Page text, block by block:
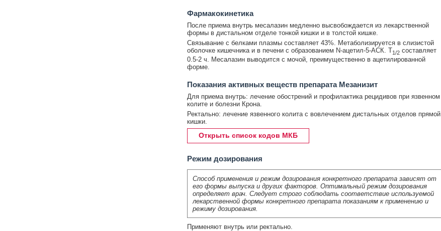
Фармакокинетика
После приема внутрь месалазин медленно высвобождается из лекарственной
формы в дистальном отделе тонкой кишки и в толстой кишке.
Связывание с белками плазмы составляет 43%. Метаболизируется в слизистой
оболочке кишечника и в печени с образованием N-ацетил-5-АСК. T1/2составляет
0.5-2 ч. Месалазин выводится с мочой, преимущественно в ацетилированной
форме.
Показания активных веществ препарата Мезанизит
Для приема внутрь: лечение обострений и профилактика рецидивов при язвенном
колите и болезни Крона.
Ректально: лечение язвенного колита с вовлечением дистальных отделов прямой
кишки.
Открыть список кодов МКБ
Режим дозирования
Способ применения и режим дозирования конкретного препарата зависят от
его формы выпуска и других факторов. Оптимальный режим дозирования
определяет врач. Следует строго соблюдать соответствие используемой
лекарственной формы конкретного препарата показаниям к применению и
режиму дозирования.
Применяют внутрь или ректально.